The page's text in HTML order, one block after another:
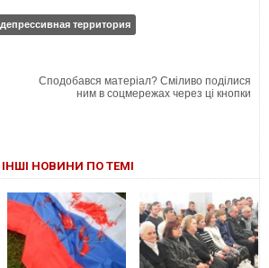
депрессивная территория
Сподобався матеріал? Сміливо поділися
ним в соцмережах через ці кнопки
ІНШІ НОВИНИ ПО ТЕМІ